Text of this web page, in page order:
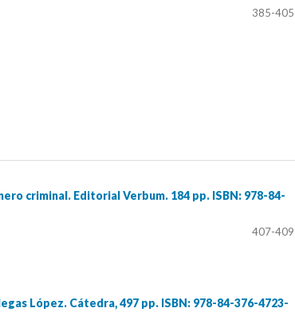
385-405
criminal. Editorial Verbum. 184 pp. ISBN: 978-84-
407-409
López. Cátedra, 497 pp. ISBN: 978-84-376-4723-